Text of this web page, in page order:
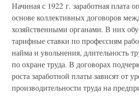
Начиная с 1922 г. заработная плата
основе коллективных договоров
хозяйственными органами. В них
тарифные ставки по профессиям
найма и увольнения, длительность
по охране труда. В договорах
роста заработной платы зависят от
производительности труда на